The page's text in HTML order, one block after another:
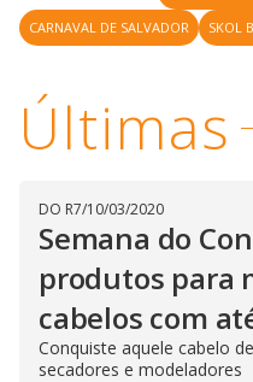
i
CARNAVAL DE SALVADOR
SKOL
Últimas
DO R7/10/03/2020
Semana do
produtos para
cabelos com
Conquiste aquele cabelo
secadores e modeladores